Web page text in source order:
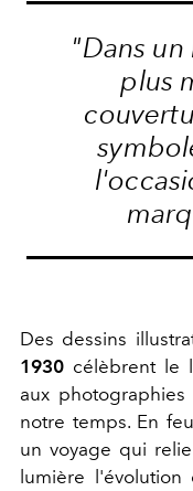
"Dans
plus
Des dessins
1930 célèbrent le
aux
notre temps. En
un voyage qui
lumière